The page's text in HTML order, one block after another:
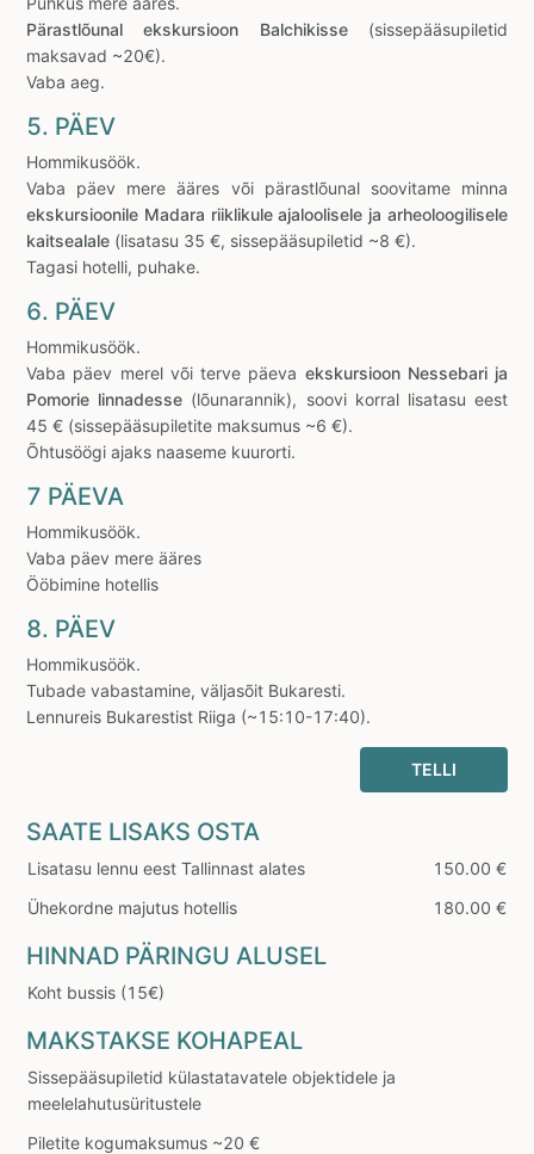
Pärastlõunal ekskursioon Balchikisse(sissepääsupiletid
maksavad ~20€).
Vaba aeg.
5. PÄEV
Hommikusöök.
Vaba päev mere ääres või pärastlõunal soovitame minna
ekskursioonile Madara riiklikule ajaloolisele ja arheoloogilisele
kaitsealale (lisatasu 35 €, sissepääsupiletid ~8 €).
Tagasi hotelli, puhake.
6. PÄEV
Hommikusöök.
Vaba päev merel või terve päeva ekskursioon Nessebari ja
Pomorie linnadesse (lõunarannik), soovi korral lisatasu eest
45 € (sissepääsupiletite maksumus ~6 €).
Õhtusöögi ajaks naaseme kuurorti.
7 PÄEVA
Hommikusöök.
Vaba päev mere ääres
Ööbimine hotellis
8. PÄEV
Hommikusöök.
Tubade vabastamine, väljasõit Bukaresti.
Lennureis Bukarestist Riiga (~15:10-17:40).
TELLI
SAATE LISAKS OSTA
Lisatasu lennu eest Tallinnast alates
150.00 €
Ühekordne majutus hotellis
180.00 €
HINNAD PÄRINGU ALUSEL
Koht bussis (15€)
MAKSTAKSE KOHAPEAL
Sissepääsupiletid külastatavatele objektidele ja
meelelahutusüritustele
Piletite kogumaksumus ~20 €